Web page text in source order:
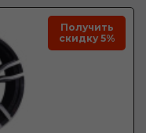
Получить
скидку 5%